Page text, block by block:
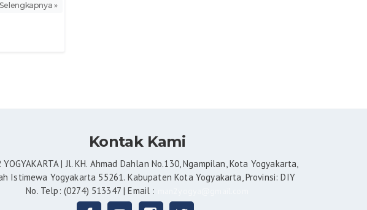
Selengkapnya »
Kontak Kami
YOGYAKARTA | Jl. KH. Ahmad Dahlan No.130, Ngampilan, Kota Yogyakarta,
Istimewa Yogyakarta 55261. Kabupaten Kota Yogyakarta, Provinsi: DIY
No. Telp: (0274) 513347 | Email :